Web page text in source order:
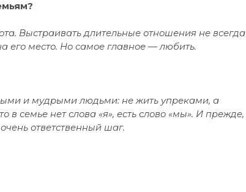
Выстраивать длительные отношения не всегда
его место. Но самое главное — любить.
и мудрыми людьми: не жить упреками, а
семье нет слова «я», есть слово «мы». И прежде,
ответственный шаг.